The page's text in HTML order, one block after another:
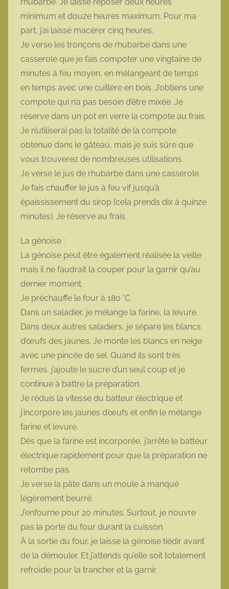
rhubarbe. Je laisse reposer deux heures
minimum et douze heures maximum. Pour ma
part, j’ai laissé macérer cinq heures.
Je verse les tronçons de rhubarbe dans une
casserole que je fais compoter une vingtaine de
minutes à feu moyen, en mélangeant de temps
en temps avec une cuillère en bois. J’obtiens une
compote qui n’a pas besoin d’être mixée. Je
réserve dans un pot en verre la compote au frais.
Je n’utiliserai pas la totalité de la compote
obtenue dans le gâteau, mais je suis sûre que
vous trouverez de nombreuses utilisations.
Je verse le jus de rhubarbe dans une casserole.
Je fais chauffer le jus à feu vif jusqu’à
épaississement du sirop (cela prends dix à quinze
minutes). Je réserve au frais.
La génoise :
La génoise peut être également réalisée la veille
mais il ne faudrait la couper pour la garnir qu’au
dernier moment.
Je préchauffe le four à 180 °C.
Dans un saladier, je mélange la farine, la levure.
Dans deux autres saladiers, je sépare les blancs
d’œufs des jaunes. Je monte les blancs en neige
avec une pincée de sel. Quand ils sont très
fermes, j’ajoute le sucre d’un seul coup et je
continue à battre la préparation.
Je réduis la vitesse du batteur électrique et
j’incorpore les jaunes d’œufs et enfin le mélange
farine et levure.
Dès que la farine est incorporée, j’arrête le batteur
électrique rapidement pour que la préparation ne
retombe pas.
Je verse la pâte dans un moule à manqué
légèrement beurré.
J’enfourne pour 20 minutes. Surtout, je n’ouvre
pas la porte du four durant la cuisson.
À la sortie du four, je laisse la génoise tiédir avant
de la démouler. Et j’attends qu’elle soit totalement
refroidie pour la trancher et la garnir.